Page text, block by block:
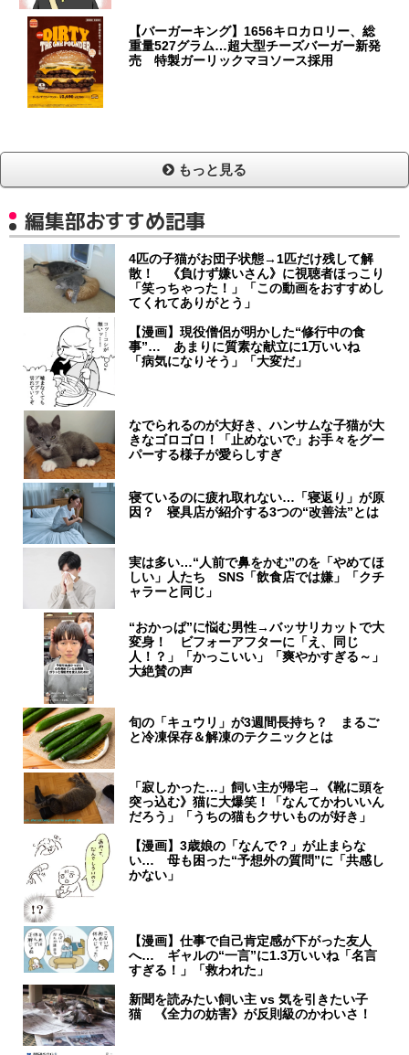
【バーガーキング】1656キロカロリー、総
重量527グラム…超大型チーズバーガー新発
売 特製ガーリックマヨソース採用
もっと見る
編集部おすすめ記事
4匹の子猫がお団子状態→1匹だけ残して解
散！ 《負けず嫌いさん》に視聴者ほっこり
「笑っちゃった！」「この動画をおすすめし
てくれてありがとう」
【漫画】現役僧侶が明かした“修行中の食
事”… あまりに質素な献立に1万いいね
「病気になりそう」「大変だ」
なでられるのが大好き、ハンサムな子猫が大
きなゴロゴロ！「止めないで」お手々をグー
パーする様子が愛らしすぎ
寝ているのに疲れ取れない…「寝返り」が原
因？ 寝具店が紹介する3つの“改善法”とは
実は多い…“人前で鼻をかむ”のを「やめてほ
しい」人たち SNS「飲食店では嫌」「クチ
ャラーと同じ」
“おかっぱ”に悩む男性→バッサリカットで大
変身！ ビフォーアフターに「え、同じ
人！？」「かっこいい」「爽やかすぎる～」
大絶賛の声
旬の「キュウリ」が3週間長持ち？ まるご
と冷凍保存＆解凍のテクニックとは
「寂しかった…」飼い主が帰宅→《靴に頭を
突っ込む》猫に大爆笑！「なんてかわいいん
だろう」「うちの猫もクサいものが好き」
【漫画】3歳娘の「なんで？」が止まらな
い… 母も困った“予想外の質問”に「共感し
かない」
【漫画】仕事で自己肯定感が下がった友人
へ… ギャルの“一言”に1.3万いいね「名言
すぎる！」「救われた」
新聞を読みたい飼い主 vs 気を引きたい子
猫 《全力の妨害》が反則級のかわいさ！